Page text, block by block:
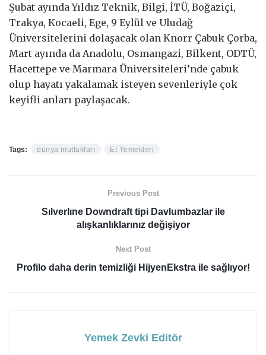
Şubat ayında Yıldız Teknik, Bilgi, İTÜ, Boğaziçi,
Trakya, Kocaeli, Ege, 9 Eylül ve Uludağ
Üniversitelerini dolaşacak olan Knorr Çabuk Çorba,
Mart ayında da Anadolu, Osmangazi, Bilkent, ODTÜ,
Hacettepe ve Marmara Üniversiteleri’nde çabuk
olup hayatı yakalamak isteyen sevenleriyle çok
keyifli anları paylaşacak.
Tags: dünya mutfakları Et Yemekleri
Previous Post
Sılverlıne Downdraft tipi Davlumbazlar ile
alışkanlıklarınız değişiyor
Next Post
Profilo daha derin temizliği HijyenEkstra ile sağlıyor!
Yemek Zevki Editör